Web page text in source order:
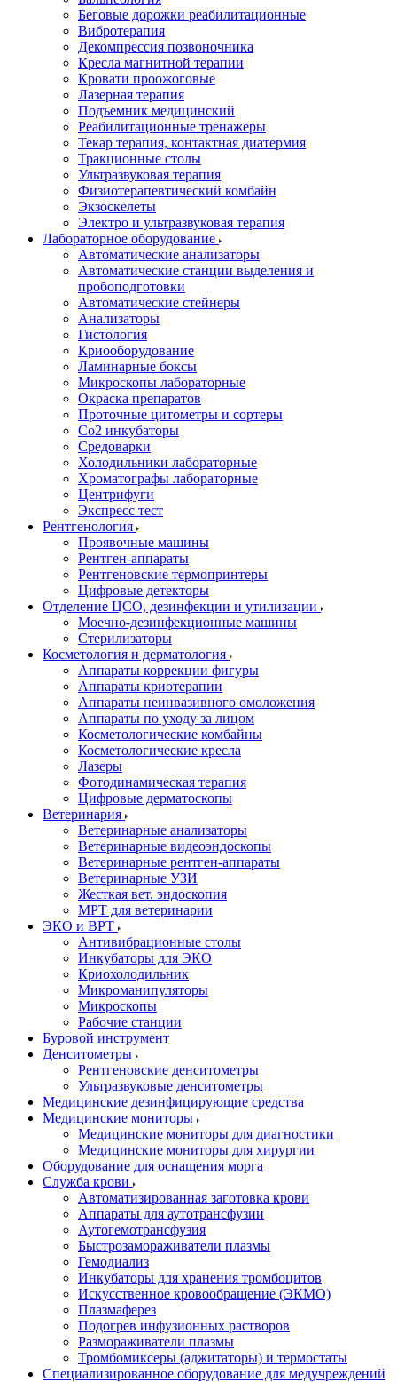
Беговые дорожки реабилитационные
Вибротерапия
Декомпрессия позвоночника
Кресла магнитной терапии
Кровати проожоговые
Лазерная терапия
Подъемник медицинский
Реабилитационные тренажеры
Текар терапия, контактная диатермия
Тракционные столы
Ультразвуковая терапия
Физиотерапевтический комбайн
Экзоскелеты
Электро и ультразвуковая терапия
Лабораторное оборудование
Автоматические анализаторы
Автоматические станции выделения и
пробоподготовки
Автоматические стейнеры
Анализаторы
Гистология
Криооборудование
Ламинарные боксы
Микроскопы лабораторные
Окраска препаратов
Проточные цитометры и сортеры
Со2 инкубаторы
Средоварки
Холодильники лабораторные
Хроматографы лабораторные
Центрифуги
Экспресс тест
Рентгенология
Проявочные машины
Рентген-аппараты
Рентгеновские термопринтеры
Цифровые детекторы
Отделение ЦСО, дезинфекции и утилизации
Моечно-дезинфекционные машины
Стерилизаторы
Косметология и дерматология
Аппараты коррекции фигуры
Аппараты криотерапии
Аппараты неинвазивного омоложения
Аппараты по уходу за лицом
Косметологические комбайны
Косметологические кресла
Лазеры
Фотодинамическая терапия
Цифровые дерматоскопы
Ветеринария
Ветеринарные анализаторы
Ветеринарные видеоэндоскопы
Ветеринарные рентген-аппараты
Ветеринарные УЗИ
Жесткая вет. эндоскопия
МРТ для ветеринарии
ЭКО и ВРТ
Антивибрационные столы
Инкубаторы для ЭКО
Криохолодильник
Микроманипуляторы
Микроскопы
Рабочие станции
Буровой инструмент
Денситометры
Рентгеновские денситометры
Ультразвуковые денситометры
Медицинские дезинфицирующие средства
Медицинские мониторы
Медицинские мониторы для диагностики
Медицинские мониторы для хирургии
Оборудование для оснащения морга
Служба крови
Автоматизированная заготовка крови
Аппараты для аутотрансфузии
Аутогемотрансфузия
Быстрозамораживатели плазмы
Гемодиализ
Инкубаторы для хранения тромбоцитов
Искусственное кровообращение (ЭКМО)
Плазмаферез
Подогрев инфузионных растворов
Размораживатели плазмы
Тромбомиксеры (аджитаторы) и термостаты
Специализированное оборудование для медучреждений